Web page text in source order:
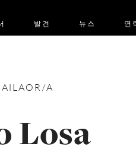
발견 뉴스 연
A
Losa